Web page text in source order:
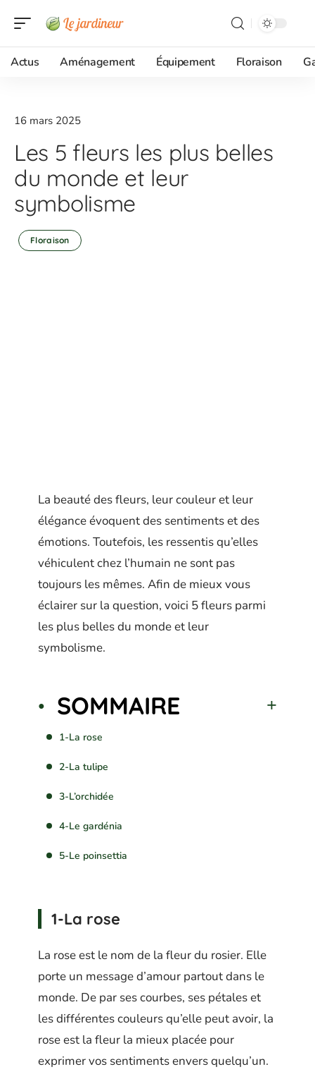
Actus Aménagement Équipement Floraison
16 mars 2025
Les 5 fleurs les plus belles
du monde et leur
symbolisme
Floraison
La beauté des fleurs, leur couleur et leur
élégance évoquent des sentiments et des
émotions. Toutefois, les ressentis qu’elles
véhiculent chez l’humain ne sont pas
toujours les mêmes. Afin de mieux vous
éclairer sur la question, voici 5 fleurs parmi
les plus belles du monde et leur
symbolisme.
SOMMAIRE
1-La rose
2-La tulipe
3-L’orchidée
4-Le gardénia
5-Le poinsettia
1-La rose
La rose est le nom de la fleur du rosier. Elle
porte un message d’amour partout dans le
monde. De par ses courbes, ses pétales et
les différentes couleurs qu’elle peut avoir, la
rose est la fleur la mieux placée pour
exprimer vos sentiments envers quelqu’un.